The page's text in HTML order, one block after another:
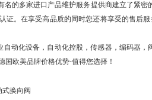
名的多家进口产品维护服务提供商建立了紧
证。在享受高品质的同时您还将享受的售后
自动化设备，自动化控股，传感器，编码器
国欧美品牌价格优势-值得您选择！
换向阀